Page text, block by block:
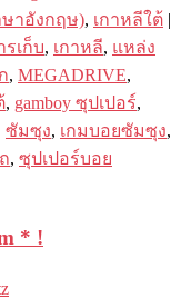
ษาอังกฤษ), เกาหลีใต้ |
รเก็บ, เกาหลี, แหล่ง
, MEGADRIVE,
, gamboy ซุปเปอร์,
ซัมซุง, เกมบอยซัมซุง,
, ซุปเปอร์บอย
* !